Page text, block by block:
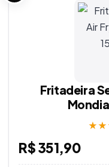
Fritadeira
★★
R$ 351,90